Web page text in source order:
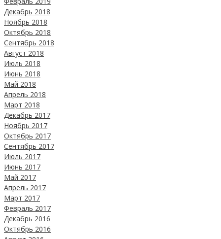
Декабрь 2018
Ноябрь 2018
Октябрь 2018
Сентябрь 2018
Август 2018
Июль 2018
Июнь 2018
Май 2018
Апрель 2018
Март 2018
Декабрь 2017
Ноябрь 2017
Октябрь 2017
Сентябрь 2017
Июль 2017
Июнь 2017
Май 2017
Апрель 2017
Март 2017
Февраль 2017
Декабрь 2016
Октябрь 2016